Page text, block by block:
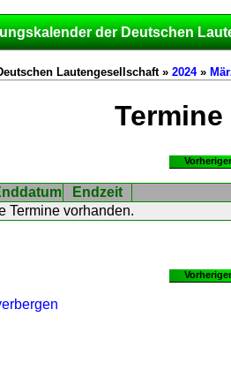
der Deutschen
Lautengesellschaft » 2024»
Termine
Endzeit
Termine vorhanden.